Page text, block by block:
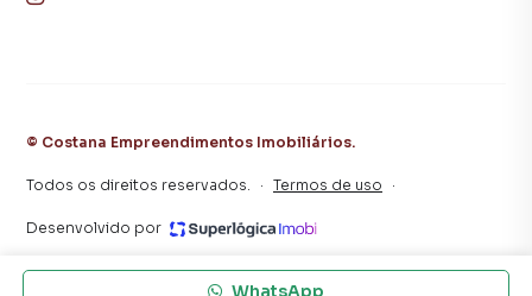
WhatsApp
© Costana Empreendimentos Imobiliários.
Todos os direitos reservados. · Termos de uso ·
Desenvolvido por